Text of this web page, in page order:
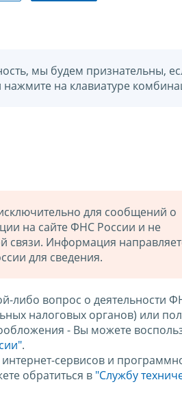
мы будем признательны,
на клавиатуре
для сообщений о
на сайте ФНС России и не
связи. Информация
для сведения.
либо вопрос о деятельности
налоговых органов) или
- Вы можете
.
сервисов и
обратиться в "Службу